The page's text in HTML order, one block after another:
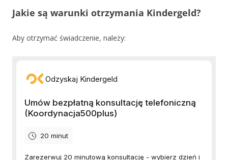
Jakie są warunki otrzymania Kindergeld?
Aby otrzymać świadczenie, należy: